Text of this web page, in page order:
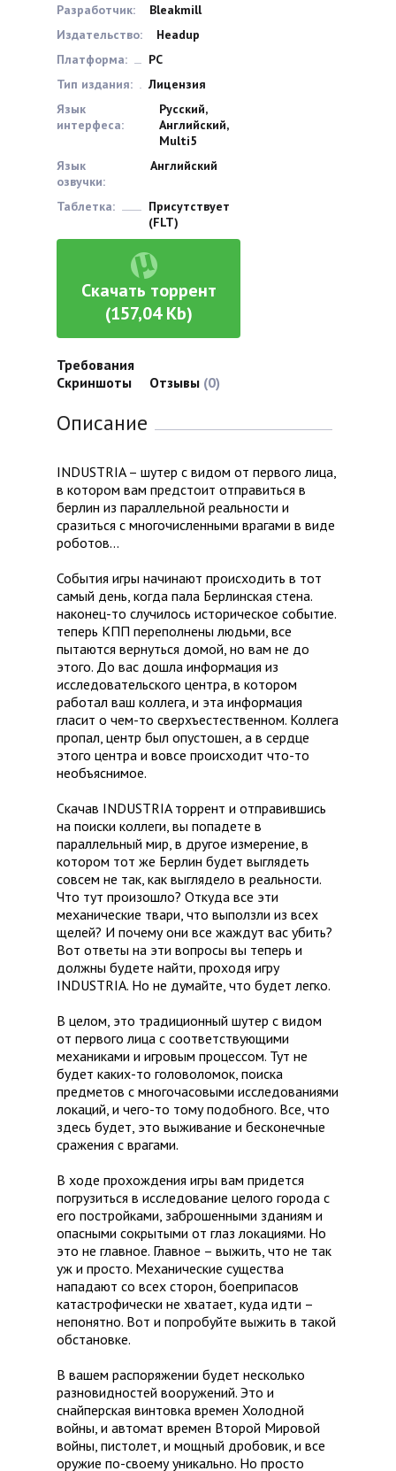
Разработчик:
Bleakmill
Издательство:
Headup
Платформа:
PC
Тип издания:
Лицензия
Язык
интерфеса:
Русский,
Английский,
Multi5
Язык
озвучки:
Английский
Таблетка:
Присутствует
(FLT)
Скачать торрент
(157,04 Kb)
Требования
Скриншоты
Отзывы (0)
Описание
INDUSTRIA – шутер с видом от первого лица,
в котором вам предстоит отправиться в
берлин из параллельной реальности и
сразиться с многочисленными врагами в виде
роботов…
События игры начинают происходить в тот
самый день, когда пала Берлинская стена.
наконец-то случилось историческое событие.
теперь КПП переполнены людьми, все
пытаются вернуться домой, но вам не до
этого. До вас дошла информация из
исследовательского центра, в котором
работал ваш коллега, и эта информация
гласит о чем-то сверхъестественном. Коллега
пропал, центр был опустошен, а в сердце
этого центра и вовсе происходит что-то
необъяснимое.
Скачав INDUSTRIA торрент и отправившись
на поиски коллеги, вы попадете в
параллельный мир, в другое измерение, в
котором тот же Берлин будет выглядеть
совсем не так, как выглядело в реальности.
Что тут произошло? Откуда все эти
механические твари, что выползли из всех
щелей? И почему они все жаждут вас убить?
Вот ответы на эти вопросы вы теперь и
должны будете найти, проходя игру
INDUSTRIA. Но не думайте, что будет легко.
В целом, это традиционный шутер с видом
от первого лица с соответствующими
механиками и игровым процессом. Тут не
будет каких-то головоломок, поиска
предметов с многочасовыми исследованиями
локаций, и чего-то тому подобного. Все, что
здесь будет, это выживание и бесконечные
сражения с врагами.
В ходе прохождения игры вам придется
погрузиться в исследование целого города с
его постройками, заброшенными зданиям и
опасными сокрытыми от глаз локациями. Но
это не главное. Главное – выжить, что не так
уж и просто. Механические существа
нападают со всех сторон, боеприпасов
катастрофически не хватает, куда идти –
непонятно. Вот и попробуйте выжить в такой
обстановке.
В вашем распоряжении будет несколько
разновидностей вооружений. Это и
снайперская винтовка времен Холодной
войны, и автомат времен Второй Мировой
войны, пистолет, и мощный дробовик, и все
оружие по-своему уникально. Но просто